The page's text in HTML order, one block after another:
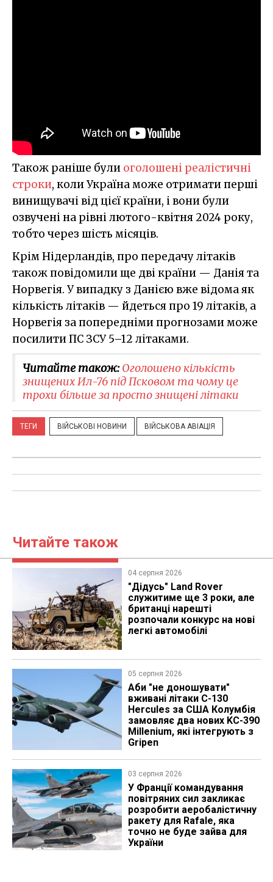
Також раніше були оголошені реалістичні
строки, коли Україна може отримати перші
винищувачі від цієї країни, і вони були
озвучені на рівні лютого-квітня 2024 року,
тобто через шість місяців.
Крім Нідерландів, про передачу літаків
також повідомили ще дві країни — Данія та
Норвегія. У випадку з Данією вже відома як
кількість літаків — йдеться про 19 літаків, а
Норвегія за попередніми прогнозами може
посилити ПС ЗСУ 5–12 літаками.
Читайте також:Оголошено кількість
знищених Ил-76 під Псковом та чому це
трохи більше за просто знищені літаки
ТЕГИ ВІЙСЬКОВІ НОВИНИ ВІЙСЬКОВА АВІАЦІЯ
Читайте також
04 серпня 2026
"Дідусь" Land Rover
служитиме ще 3 роки, але
британці нарешті
розпочали конкурс на нові
легкі автомобілі
05 серпня 2026
Аби "не доношувати"
вживані літаки C-130
Hercules за США Колумбія
замовляє два нових KC-390
Millenium, які інтегрують з
Gripen
03 серпня 2026
У Франції командування
повітряних сил закликає
розробити аеробалістичну
ракету для Rafale, яка
точно не буде зайва для
України